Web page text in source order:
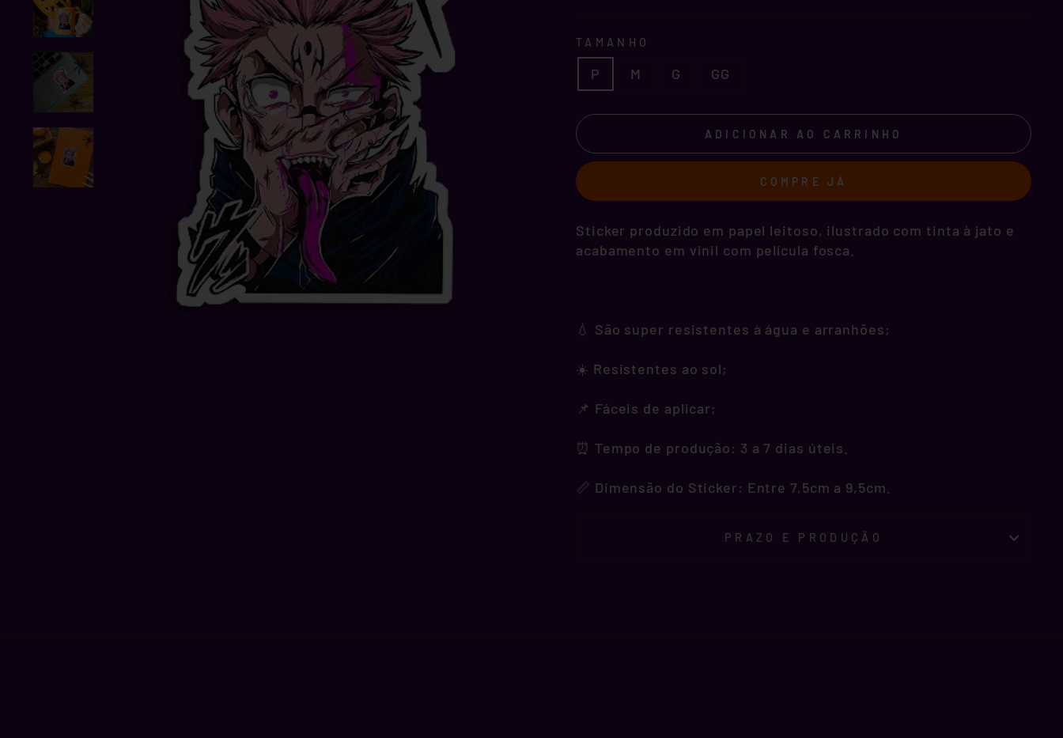
TAMANHO
P M G GG
ADICIONAR AO CARRINHO
COMPRE JÁ
Sticker produzido em papel leitoso, ilustrado com tinta à jato e
acabamento em vinil com película fosca.
💧 São super resistentes à água e arranhões;
☀️ Resistentes ao sol;
📌 Fáceis de aplicar;
⏰ Tempo de produção: 3 a 7 dias úteis.
📏 Dimensão do Sticker: Entre 7,5cm a 9,5cm.
PRAZO E PRODUÇÃO